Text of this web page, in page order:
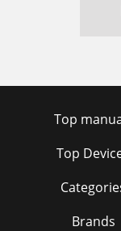
Top
Top
Brands